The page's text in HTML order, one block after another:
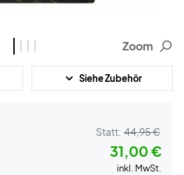
Zoom
Siehe Zubehör
Statt: 44,95 €
31,00 €
inkl. MwSt.